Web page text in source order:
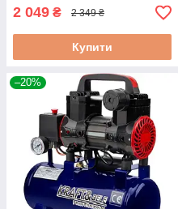
2 049 ₴ 2 349 ₴
Купити
–20%